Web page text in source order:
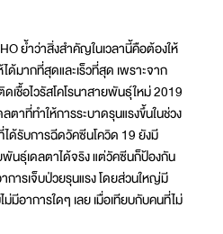
ย้ำว่าสิ่งสำคัญในเวลานี้คือต้องให้
ด้มากที่สุดและเร็วที่สุด เพราะจาก
เชื้อไวรัสโคโรนาสายพันธุ์ใหม่ 2019
าที่ทำให้การระบาดรุนแรงขึ้นในช่วง
ด้รับการฉีดวัคซีนโควิด 19 ยังมี
พันธุ์เดลตาได้จริง แต่วัคซีนก็ป้องกัน
การเจ็บป่วยรุนแรง โดยส่วนใหญ่มี
มีอาการใดๆ เลย เมื่อเทียบกับคนที่ไม่